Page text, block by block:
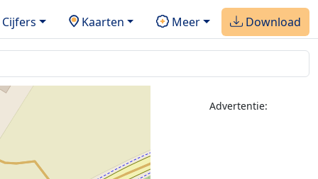
Cijfers Kaarten Meer Download
Advertentie: